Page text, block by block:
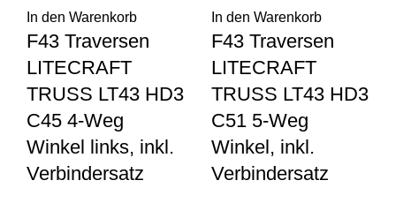
In den Warenkorb
F43 Traversen
LITECRAFT
TRUSS LT43 HD3
C45 4-Weg
Winkel links, inkl.
Verbindersatz
In den Warenkorb
F43 Traversen
LITECRAFT
TRUSS LT43 HD3
C51 5-Weg
Winkel, inkl.
Verbindersatz